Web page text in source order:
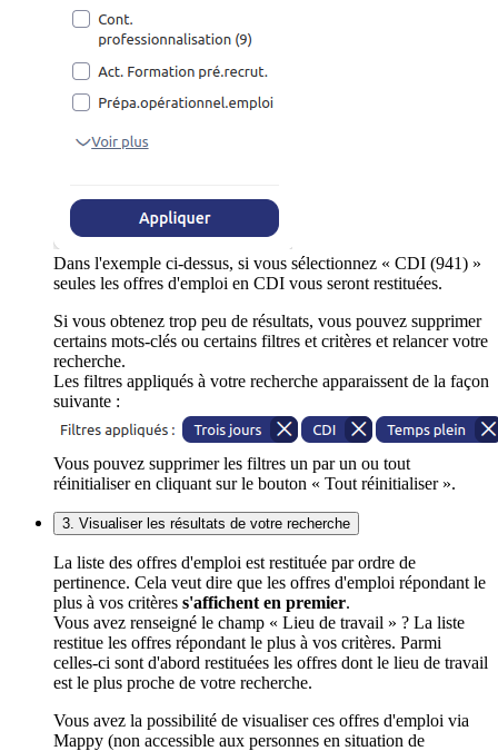
Dans l'exemple ci-dessus, si vous sélectionnez « CDI (941) »
seules les offres d'emploi en CDI vous seront restituées.
Si vous obtenez trop peu de résultats, vous pouvez supprimer
certains mots-clés ou certains filtres et critères et relancer votre
recherche.
Les filtres appliqués à votre recherche apparaissent de la façon
suivante :
Vous pouvez supprimer les filtres un par un ou tout
réinitialiser en cliquant sur le bouton « Tout réinitialiser ».
3. Visualiser les résultats de votre recherche
La liste des offres d'emploi est restituée par ordre de
pertinence. Cela veut dire que les offres d'emploi répondant le
plus à vos critères s'affichent en premier.
Vous avez renseigné le champ « Lieu de travail » ? La liste
restitue les offres répondant le plus à vos critères. Parmi
celles-ci sont d'abord restituées les offres dont le lieu de travail
est le plus proche de votre recherche.
Vous avez la possibilité de visualiser ces offres d'emploi via
Mappy (non accessible aux personnes en situation de